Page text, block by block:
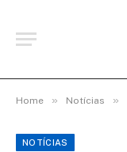
Home » Notícias »
NOTÍCIAS